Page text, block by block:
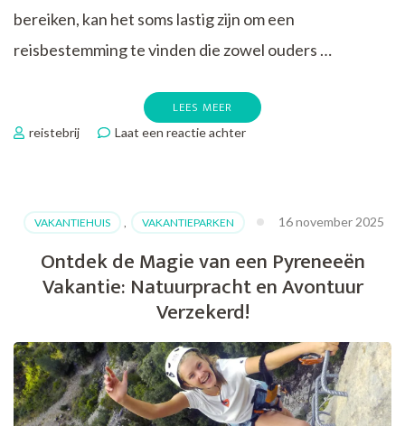
bereiken, kan het soms lastig zijn om een
reisbestemming te vinden die zowel ouders …
LEES MEER
reistebrij Laat een reactie achterop
vanaf
Jaar
VAKANTIEHUIS , VAKANTIEPARKEN 16 november 2025
Ontdek de Magie van een Pyreneeën
Vakantie: Natuurpracht en Avontuur
Verzekerd!